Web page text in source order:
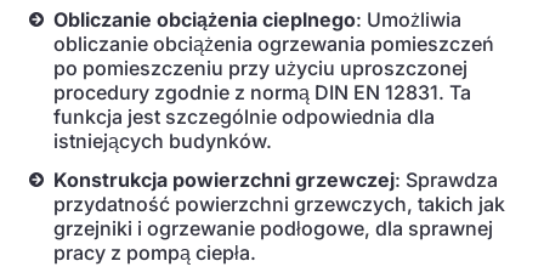
Obliczanie obciążenia cieplnego: Umożliwia
obliczanie obciążenia ogrzewania pomieszczeń
po pomieszczeniu przy użyciu uproszczonej
procedury zgodnie z normą DIN EN 12831. Ta
funkcja jest szczególnie odpowiednia dla
istniejących budynków.
Konstrukcja powierzchni grzewczej: Sprawdza
przydatność powierzchni grzewczych, takich jak
grzejniki i ogrzewanie podłogowe, dla sprawnej
pracy z pompą ciepła.